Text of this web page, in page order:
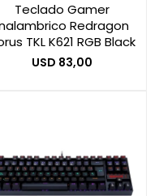
Teclado Gamer
Redragon
TKL K621 RGB Black
USD 83,00